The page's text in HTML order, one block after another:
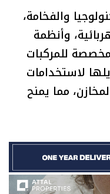
والفخامة،
وأنظمة
للمركبات
لاستخدامات
مما يمنح